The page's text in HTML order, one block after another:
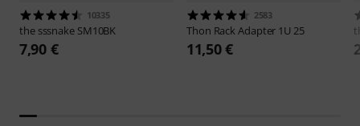
10335
the sssnake SM10BK
7,90 €
2583
Thon Rack Adapter 1U 25
11,50 €